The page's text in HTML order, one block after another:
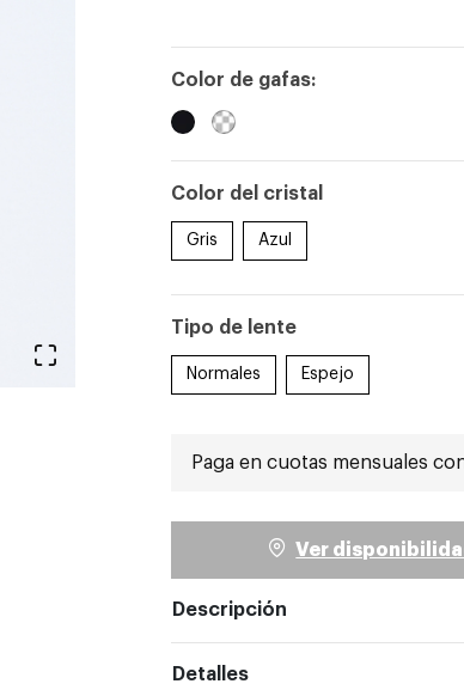
Ver en pantalla completa
Color de gafas:
Color del cristal
Gris Azul
Tipo de lente
Normales Espejo
Paga en cuotas mensuales
Ver
Descripción
Detalles